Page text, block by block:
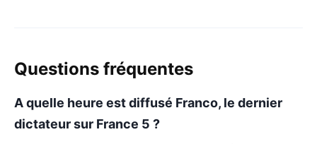
Questions fréquentes
A quelle heure est diffusé Franco, le dernier
dictateur sur France 5 ?